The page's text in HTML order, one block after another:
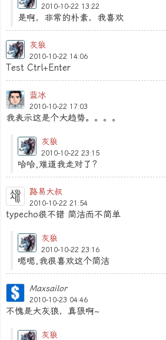
2010-10-22 13:22
是啊，非常的朴素，我喜欢
灰狼
2010-10-22 14:06
Test Ctrl+Enter
蓝冰
2010-10-22 17:03
我表示这是个大趋势。。。。
灰狼
2010-10-22 23:15
哈哈,难道我走对了?
路易大叔
2010-10-22 21:54
typecho很不错 简洁而不简单
灰狼
2010-10-22 23:16
嗯嗯,我很喜欢这个简洁
Maxsailor
2010-10-23 04:46
不愧是大灰狼，真狠啊~
灰狼